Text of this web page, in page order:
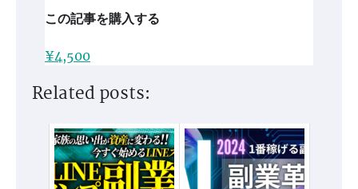
この記事を購入する
¥4,500
Related posts: